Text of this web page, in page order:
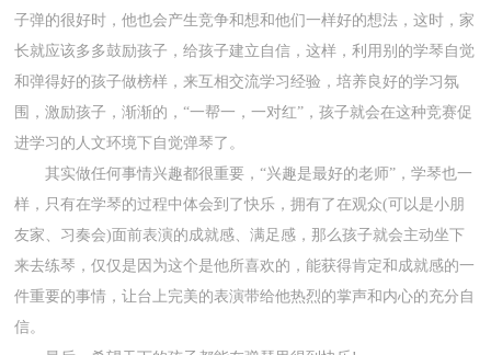
子弹的很好时，他也会产生竞争和想和他们一样好的想法，这时，家
长就应该多多鼓励孩子，给孩子建立自信，这样，利用别的学琴自觉
和弹得好的孩子做榜样，来互相交流学习经验，培养良好的学习氛
围，激励孩子，渐渐的，“一帮一，一对红”，孩子就会在这种竞赛促
进学习的人文环境下自觉弹琴了。
其实做任何事情兴趣都很重要，“兴趣是最好的老师”，学琴也一
样，只有在学琴的过程中体会到了快乐，拥有了在观众(可以是小朋
友家、习奏会)面前表演的成就感、满足感，那么孩子就会主动坐下
来去练琴，仅仅是因为这个是他所喜欢的，能获得肯定和成就感的一
件重要的事情，让台上完美的表演带给他热烈的掌声和内心的充分自
信。